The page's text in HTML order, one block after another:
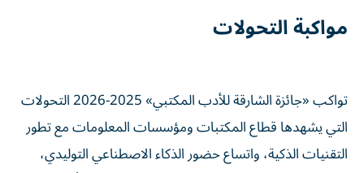
مواكبة التحولات
تواكب «جائزة الشارقة للأدب المكتبي» 2025-2026 التحولات
التي يشهدها قطاع المكتبات ومؤسسات المعلومات مع تطور
التقنيات الذكية، واتساع حضور الذكاء الاصطناعي التوليدي،